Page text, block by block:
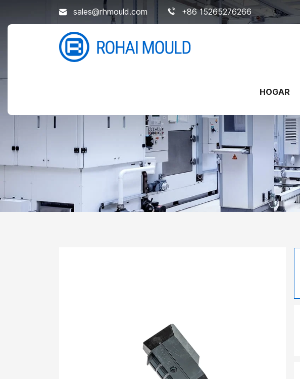
sales@rhmould.com +86 15265276266
HOGAR